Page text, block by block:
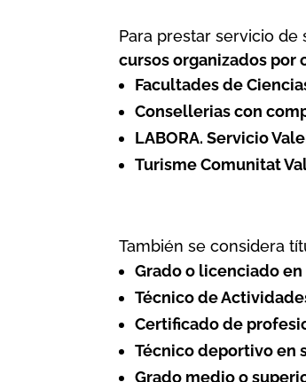
Para prestar servicio
cursos organizados
Facultades de
Consellerias con
LABORA. Servicio
Turisme Comunitat
También se considera
Grado o licenciado
Técnico de
Certificado de
Técnico deportivo en
Grado medio o